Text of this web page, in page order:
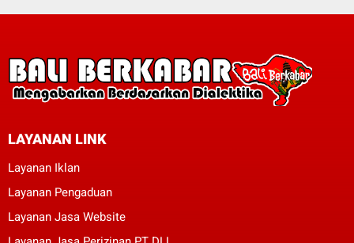
LAYANAN LINK
Layanan Iklan
Layanan Pengaduan
Layanan Jasa Website